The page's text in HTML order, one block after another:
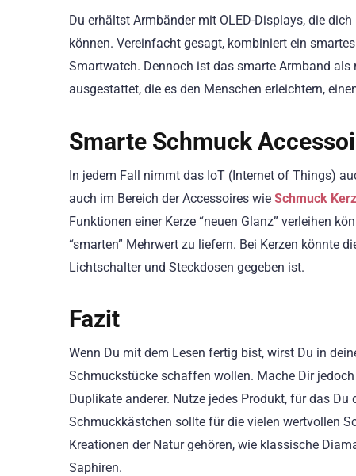
Du erhältst Armbänder mit OLED-Displays, die
können. Vereinfacht gesagt, kombiniert ein
Smartwatch. Dennoch ist das smarte Armband
ausgestattet, die es den Menschen erleichtern,
Smarte Schmuck
In jedem Fall nimmt das IoT (Internet of Things)
auch im Bereich der Accessoires wie Schmuck
Funktionen einer Kerze “neuen Glanz” verleihen
“smarten” Mehrwert zu liefern. Bei Kerzen könnte
Lichtschalter und Steckdosen gegeben ist.
Fazit
Wenn Du mit dem Lesen fertig bist, wirst Du in
Schmuckstücke schaffen wollen. Mache Dir
Duplikate anderer. Nutze jedes Produkt, für das
Schmuckkästchen sollte für die vielen wertvollen
Kreationen der Natur gehören, wie klassische
Saphiren.